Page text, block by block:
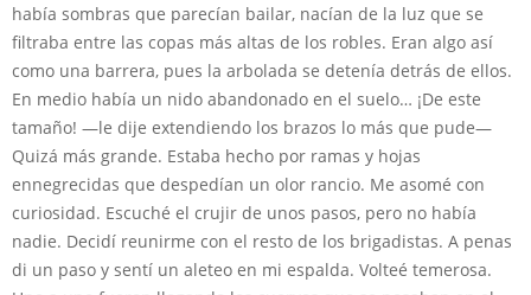
había sombras que parecían bailar, nacían de la luz que se
filtraba entre las copas más altas de los robles. Eran algo así
como una barrera, pues la arbolada se detenía detrás de ellos.
En medio había un nido abandonado en el suelo… ¡De este
tamaño! —le dije extendiendo los brazos lo más que pude—
Quizá más grande. Estaba hecho por ramas y hojas
ennegrecidas que despedían un olor rancio. Me asomé con
curiosidad. Escuché el crujir de unos pasos, pero no había
nadie. Decidí reunirme con el resto de los brigadistas. A penas
di un paso y sentí un aleteo en mi espalda. Volteé temerosa.